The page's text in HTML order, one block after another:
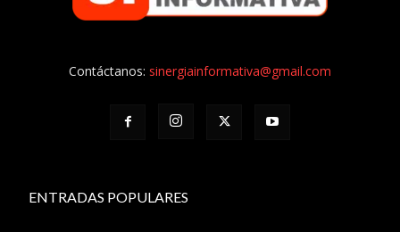
Contáctanos: sinergiainformativa@gmail.com
ENTRADAS POPULARES